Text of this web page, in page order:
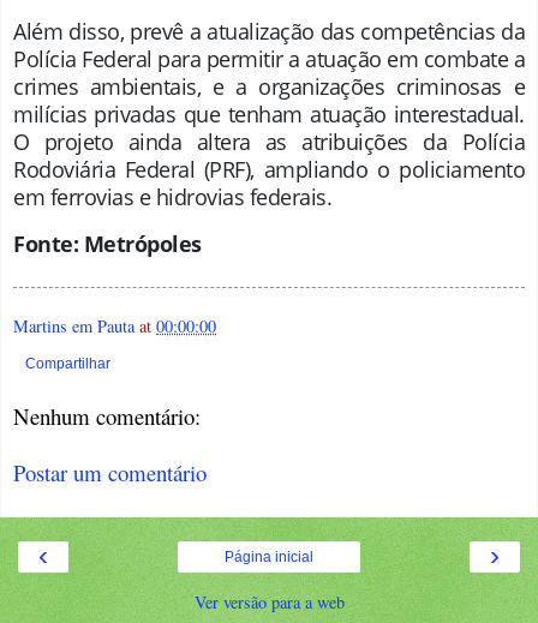
Além disso, prevê a atualização das competências da
Polícia Federal para permitir a atuação em combate a
crimes ambientais, e a organizações criminosas e
milícias privadas que tenham atuação interestadual.
O projeto ainda altera as atribuições da Polícia
Rodoviária Federal (PRF), ampliando o policiamento
em ferrovias e hidrovias federais.
Fonte: Metrópoles
Martins em Pauta at 00:00:00
Compartilhar
Nenhum comentário:
Postar um comentário
‹ ›
Página inicial
Ver versão para a web